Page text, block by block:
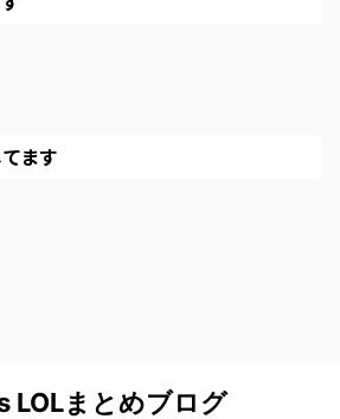
ます
LOLまとめブログ